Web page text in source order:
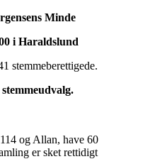
Minde
i Haraldslund
stemmeberettigede.
og Allan, have 60
er sket rettidigt